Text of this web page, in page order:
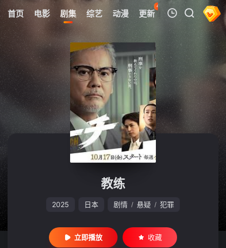
首页 电影 剧集 综艺 动漫 更新
48
热榜 APP
我的观影记录
暂无观看影片的记录
教练
2025 日本 剧情 / 悬疑 / 犯罪
立即播放 收藏